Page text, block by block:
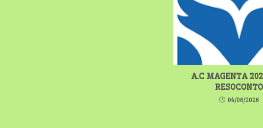
A.C MAGENTA
RESOCONTO
04/06/2026